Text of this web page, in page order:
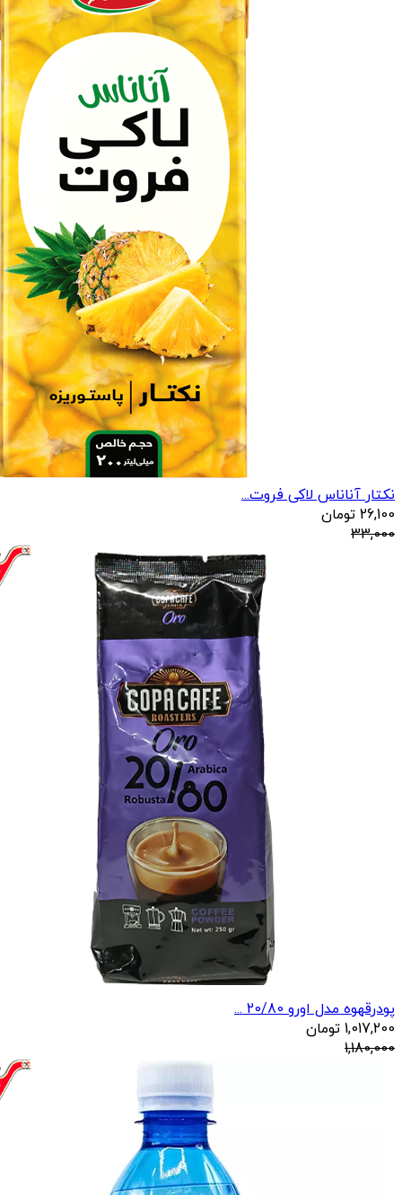
نکتار آناناس لاکی فروت...
26,100 تومان
33,000
پودرقهوه مدل اورو 20/80 ...
1,017,200 تومان
1,180,000